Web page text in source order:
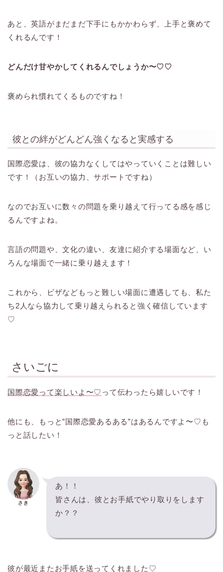
あと、英語がまだまだ下手にもかかわらず、上手と褒めて
くれるんです！
どんだけ甘やかしてくれるんでしょうか〜♡♡
褒められ慣れてくるものですね！
彼との絆がどんどん強くなると実感する
国際恋愛は、彼の協力なくしてはやっていくことは難しい
です！（お互いの協力、サポートですね）
なのでお互いに数々の問題を乗り越えて行ってる感を感じ
るんですよね。
言語の問題や、文化の違い、友達に紹介する場面など、い
ろんな場面で一緒に乗り越えます！
これから、ビザなどもっと難しい場面に遭遇しても、私た
ち2人なら協力して乗り越えられると強く確信しています
♡
さいごに
国際恋愛って楽しいよ〜♡ って伝わったら嬉しいです！
他にも、もっと”国際恋愛あるある”はあるんですよ〜♡も
っと話したい！
さき
あ！！
皆さんは、彼とお手紙でやり取りをします
か？？
彼が最近またお手紙を送ってくれました♡